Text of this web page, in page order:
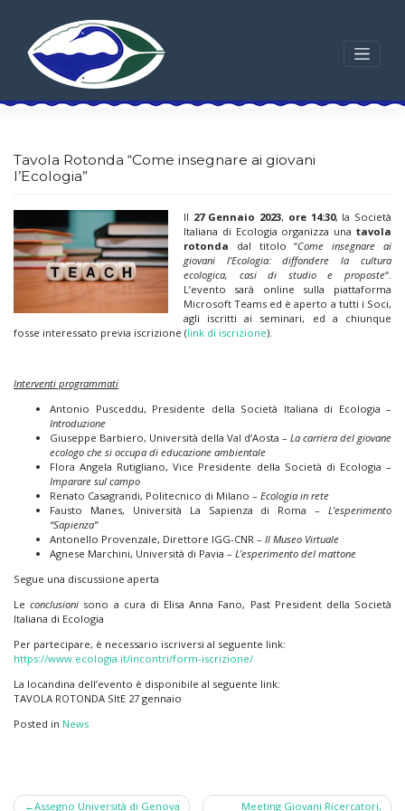
Tavola Rotonda “Come insegnare ai giovani
l’Ecologia”
Il 27 Gennaio 2023, ore 14:30, la Società
Italiana di Ecologia organizza una tavola
rotonda dal titolo “Come insegnare ai
giovani l’Ecologia: diffondere la cultura
ecologica, casi di studio e proposte“.
L’evento sarà online sulla piattaforma
Microsoft Teams ed è aperto a tutti i Soci,
agli iscritti ai seminari, ed a chiunque
fosse interessato previa iscrizione (link di iscrizione).
Interventi programmati
Antonio Pusceddu, Presidente della Società Italiana di Ecologia –
Introduzione
Giuseppe Barbiero, Università della Val d’Aosta – La carriera del giovane
ecologo che si occupa di educazione ambientale
Flora Angela Rutigliano, Vice Presidente della Società di Ecologia –
Imparare sul campo
Renato Casagrandi, Politecnico di Milano – Ecologia in rete
Fausto Manes, Università La Sapienza di Roma – L’esperimento
“Sapienza”
Antonello Provenzale, Direttore IGG-CNR – Il Museo Virtuale
Agnese Marchini, Università di Pavia – L’esperimento del mattone
Segue una discussione aperta
Leconclusioni sono a cura di Elisa Anna Fano, Past President della Società
Italiana di Ecologia
Per partecipare, è necessario iscriversi al seguente link:
https://www.ecologia.it/incontri/form-iscrizione/
La locandina dell’evento è disponibile al seguente link:
TAVOLA ROTONDA SItE 27 gennaio
Posted in News
Assegno Università di Genova Meeting Giovani Ricercatori,